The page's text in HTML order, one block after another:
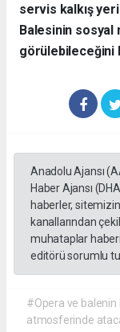
servis kalkış
Balesinin sosyal
görülebileceğini
Anadolu Ajansı
Haber Ajansı
haberler,
kanallarından
muhataplar
editörü sorumlu
#Opera ve balenin
atmosferinde